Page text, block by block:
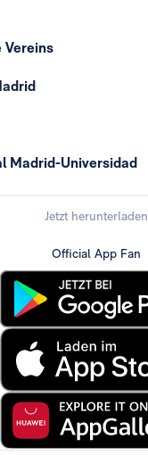
Vereins
Madrid-Universidad
Jetzt herunterladen
Official App Fan